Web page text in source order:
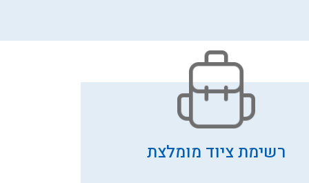
רשימת ציוד מומלצת